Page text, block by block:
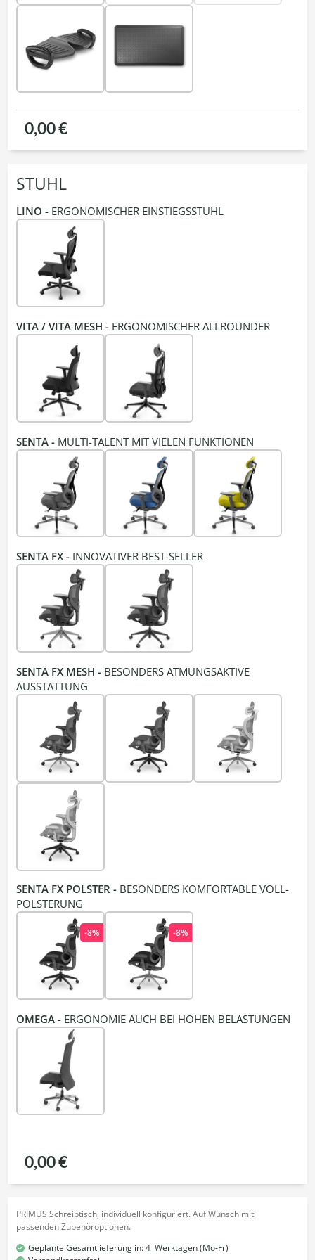
0,00 €
STUHL
LINO - ERGONOMISCHER EINSTIEGSSTUHL
VITA / VITA MESH - ERGONOMISCHER ALLROUNDER
SENTA - MULTI-TALENT MIT VIELEN FUNKTIONEN
SENTA FX - INNOVATIVER BEST-SELLER
SENTA FX MESH - BESONDERS ATMUNGSAKTIVE
AUSSTATTUNG
SENTA FX POLSTER - BESONDERS KOMFORTABLE VOLL-
POLSTERUNG
-8% -8%
OMEGA - ERGONOMIE AUCH BEI HOHEN BELASTUNGEN
0,00 €
PRIMUS Schreibtisch, individuell konfiguriert. Auf Wunsch mit
passenden Zubehöroptionen.
Geplante Gesamtlieferung in:4 Werktagen (Mo-Fr)